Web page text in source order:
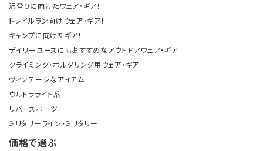
沢登りに向けたウェア・ギア！
トレイルラン向けウェア・ギア！
キャンプに向けたギア！
デイリーユースにもおすすめなアウトドアウェア・ギア
クライミング・ボルダリング用ウェア・ギア
ヴィンテージなアイテム
ウルトラライト系
リバースポーツ
ミリタリーライン・ミリタリー
価格で選ぶ